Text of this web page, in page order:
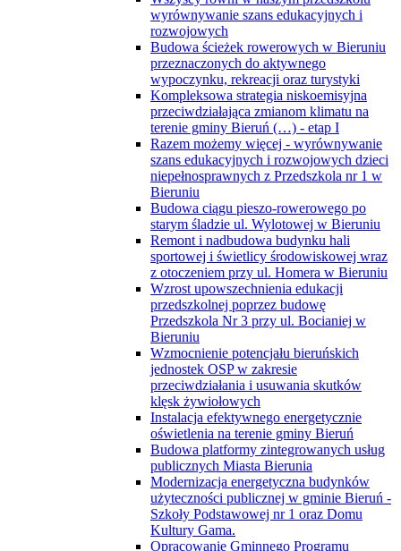
wyrównywanie szans edukacyjnych i
rozwojowych
Budowa ścieżek rowerowych w Bieruniu
przeznaczonych do aktywnego
wypoczynku, rekreacji oraz turystyki
Kompleksowa strategia niskoemisyjna
przeciwdziałająca zmianom klimatu na
terenie gminy Bieruń (…) - etap I
Razem możemy więcej - wyrównywanie
szans edukacyjnych i rozwojowych dzieci
niepełnosprawnych z Przedszkola nr 1 w
Bieruniu
Budowa ciągu pieszo-rowerowego po
starym śladzie ul. Wylotowej w Bieruniu
Remont i nadbudowa budynku hali
sportowej i świetlicy środowiskowej wraz
z otoczeniem przy ul. Homera w Bieruniu
Wzrost upowszechnienia edukacji
przedszkolnej poprzez budowę
Przedszkola Nr 3 przy ul. Bocianiej w
Bieruniu
Wzmocnienie potencjału bieruńskich
jednostek OSP w zakresie
przeciwdziałania i usuwania skutków
klęsk żywiołowych
Instalacja efektywnego energetycznie
oświetlenia na terenie gminy Bieruń
Budowa platformy zintegrowanych usług
publicznych Miasta Bierunia
Modernizacja energetyczna budynków
użyteczności publicznej w gminie Bieruń -
Szkoły Podstawowej nr 1 oraz Domu
Kultury Gama.
Opracowanie Gminnego Programu